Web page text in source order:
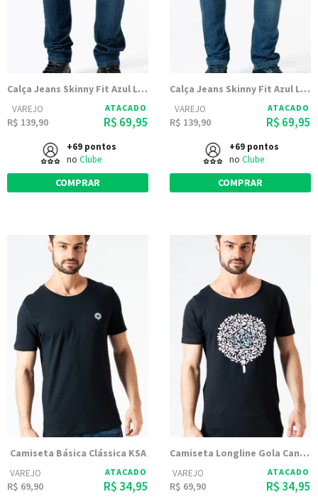
Calça Jeans Skinny Fit Azul Lavagem Escura
VAREJO
R$ 139,90
ATACADO
R$ 69,95
+69 pontos
no Clube
COMPRAR
Calça Jeans Skinny Fit Azul Lavagem Média
VAREJO
R$ 139,90
ATACADO
R$ 69,95
+69 pontos
no Clube
COMPRAR
Camiseta Básica Clássica KSA
VAREJO
R$ 69,90
ATACADO
R$ 34,95
Camiseta Longline Gola Canoa Logo KSA Preta
VAREJO
R$ 69,90
ATACADO
R$ 34,95